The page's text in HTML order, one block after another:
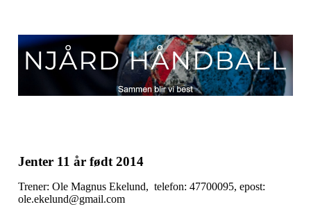
Jenter 11 år født 2014
Trener: Ole Magnus Ekelund, telefon: 47700095, epost:
ole.ekelund@gmail.com